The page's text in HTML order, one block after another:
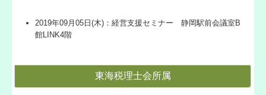
経営者お役立ち情報
国の共済制度活用コーナー東海税理士会所属
2019年09月05日(木)：経営支援セミナー 静岡駅前会議室B
館LINK4階